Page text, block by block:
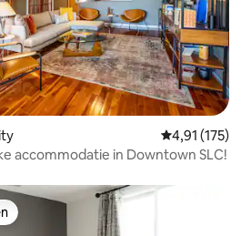
Gemiddelde
4,91 (175)
accommodatie in Downtown SLC!